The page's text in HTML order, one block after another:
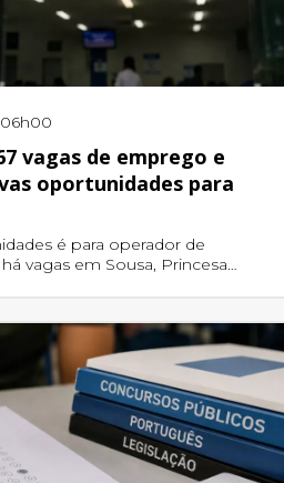
06h00
vagas de emprego e
oportunidades para
é para operador de
vagas em Sousa, Princesa